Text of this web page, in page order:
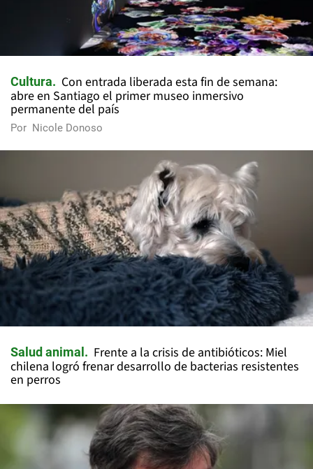
Cultura
Con entrada liberada esta fin de semana:
abre en Santiago el primer museo inmersivo
permanente del país
Por Nicole Donoso
Salud animal
Frente a la crisis de antibióticos: Miel
chilena logró frenar desarrollo de bacterias resistentes
en perros